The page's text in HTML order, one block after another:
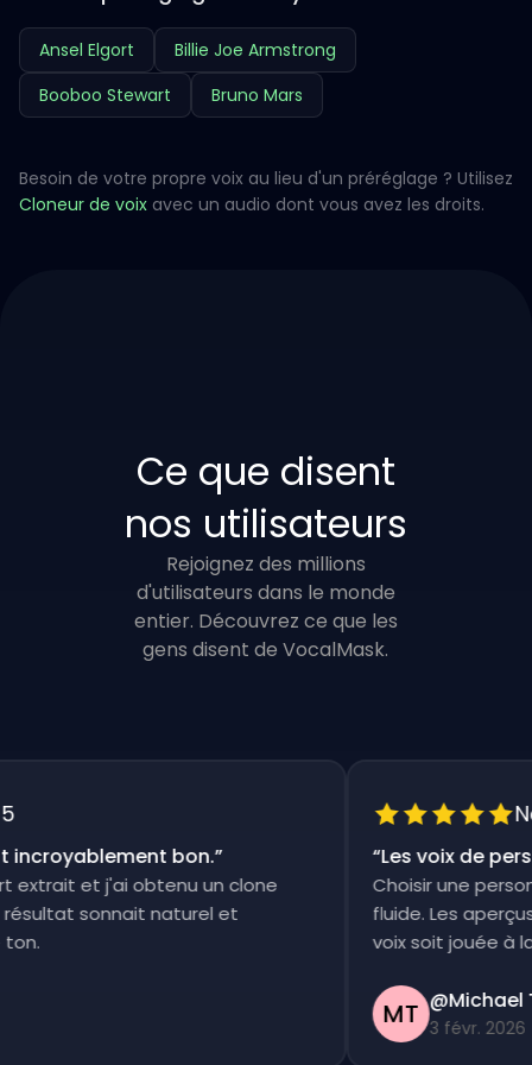
Ansel Elgort
Billie Joe Armstrong
Booboo Stewart
Bruno Mars
Besoin de votre propre voix au lieu d'un préréglage ? Utilisez
Cloneur de voix avec un audio dont vous avez les droits.
Ce que disent
nos utilisateurs
Rejoignez des millions
d'utilisateurs dans le monde
entier. Découvrez ce que les
gens disent de VocalMask.
bon.”
et j'ai obtenu un clone
sonnait naturel et
Les voix de
Choisir une
fluide. Les aperçus
voix soit jouée à la
MT @Michael
3 févr. 2026